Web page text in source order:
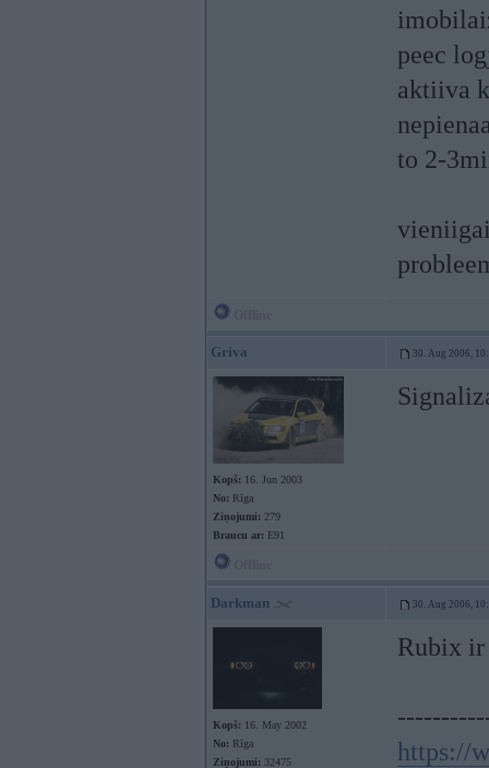
peec
aktiiva
to 2-
Griva 30. Aug 2006,
Kopš: 16. Jun 2003
No: Rīga
Ziņojumi: 279
Braucu ar: E91
Darkman 30. Aug 2006,
Kopš: 16. May 2002
No: Rīga
Ziņojumi: 32475
Rubix ir
https://